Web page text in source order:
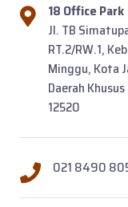
18 Office Park
Jl. TB
RT.2/RW.1,
Minggu, Kota
Daerah
12520
021 8490